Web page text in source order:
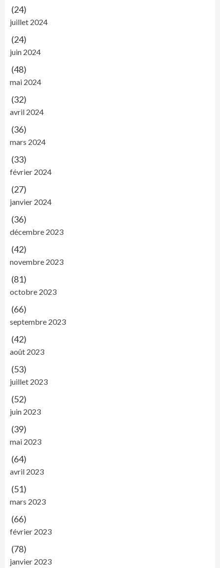
(24)
juillet 2024
(24)
juin 2024
(48)
mai 2024
(32)
avril 2024
(36)
mars 2024
(33)
février 2024
(27)
janvier 2024
(36)
décembre 2023
(42)
novembre 2023
(81)
octobre 2023
(66)
septembre 2023
(42)
août 2023
(53)
juillet 2023
(52)
juin 2023
(39)
mai 2023
(64)
avril 2023
(51)
mars 2023
(66)
février 2023
(78)
janvier 2023